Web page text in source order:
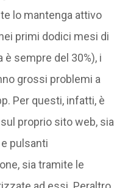
lo mantenga attivo
primi dodici mesi di
sempre del 30%), i
grossi problemi a
Per questi, infatti, è
proprio sito web, sia
pulsanti
sia tramite le